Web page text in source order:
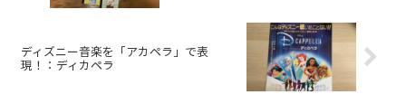
ディズニー音楽を「アカペラ」で表
現！：ディカペラ